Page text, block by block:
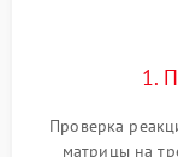
1.
Проверка
матрицы на